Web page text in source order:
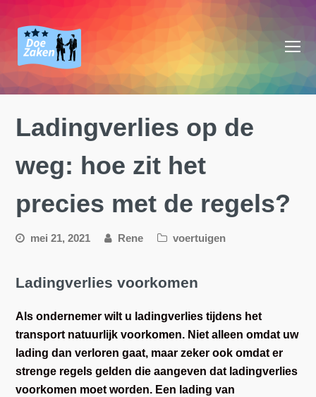
Ladingverlies op de
weg: hoe zit het
precies met de regels?
mei 21, 2021 Rene voertuigen
Ladingverlies voorkomen
Als ondernemer wilt u ladingverlies tijdens het
transport natuurlijk voorkomen. Niet alleen omdat uw
lading dan verloren gaat, maar zeker ook omdat er
strenge regels gelden die aangeven dat ladingverlies
voorkomen moet worden. Een lading van